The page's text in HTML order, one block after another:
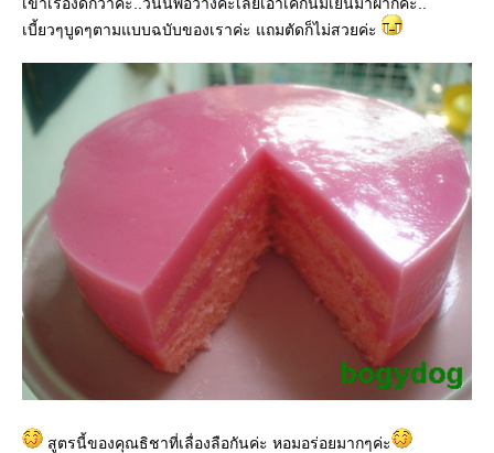
เบี้ยวๆบูดๆตามแบบฉบับของเราค่ะ แถมตัดก็ไม่สวยค่ะ
สูตรนี้ของคุณธิชาที่เลื่องลือกันค่ะ หอมอร่อยมากๆค่ะ